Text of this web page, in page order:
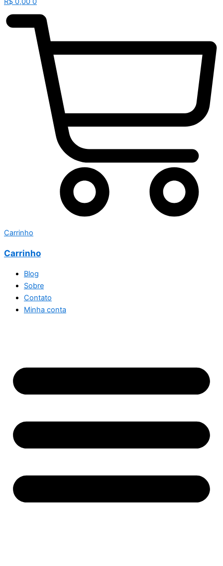
Carrinho
Carrinho
Blog
Sobre
Contato
Minha conta